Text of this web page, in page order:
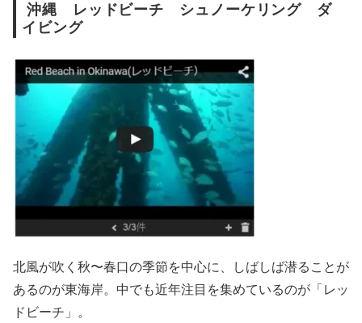
沖縄 レッドビーチ シュノーケリング ダ
イビング
北風が吹く秋〜春口の季節を中心に、しばしば潜ることが
あるのが東海岸。中でも近年注目を集めているのが「レッ
ドビーチ」。